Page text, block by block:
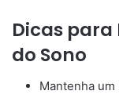
Dicas
do Sono
Mantenha